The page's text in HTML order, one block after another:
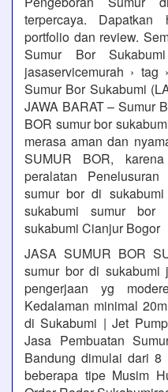
terpercaya. Dapatkan
portfolio dan review.
Sumur Bor
jasaservicemurah ›
Sumur Bor Sukabumi
JAWA BARAT – Sumur
BOR sumur bor
merasa aman dan
SUMUR BOR,
peralatan
sumur bor di
sukabumi sumur
sukabumi Cianjur Bogor
JASA SUMUR BOR
sumur bor di sukabumi
pengerjaan yg
Kedalaman minimal
di Sukabumi | Jet
Jasa Pembuatan
Bandung dimulai dari
beberapa tipe Musim